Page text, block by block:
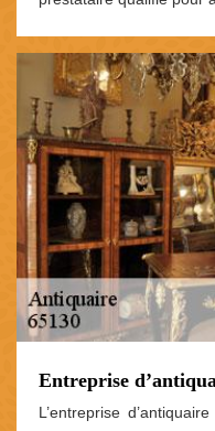
Entreprise
L’entreprise